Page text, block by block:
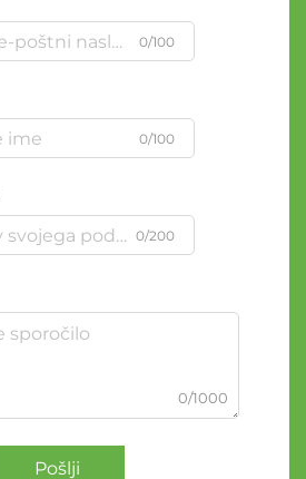
0/100
0/100
0/200
0/1000
Pošlji